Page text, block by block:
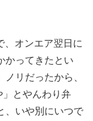
オンエア翌日に
かってきたとい
リだったから、
とやんわり弁
、いや別にいつで